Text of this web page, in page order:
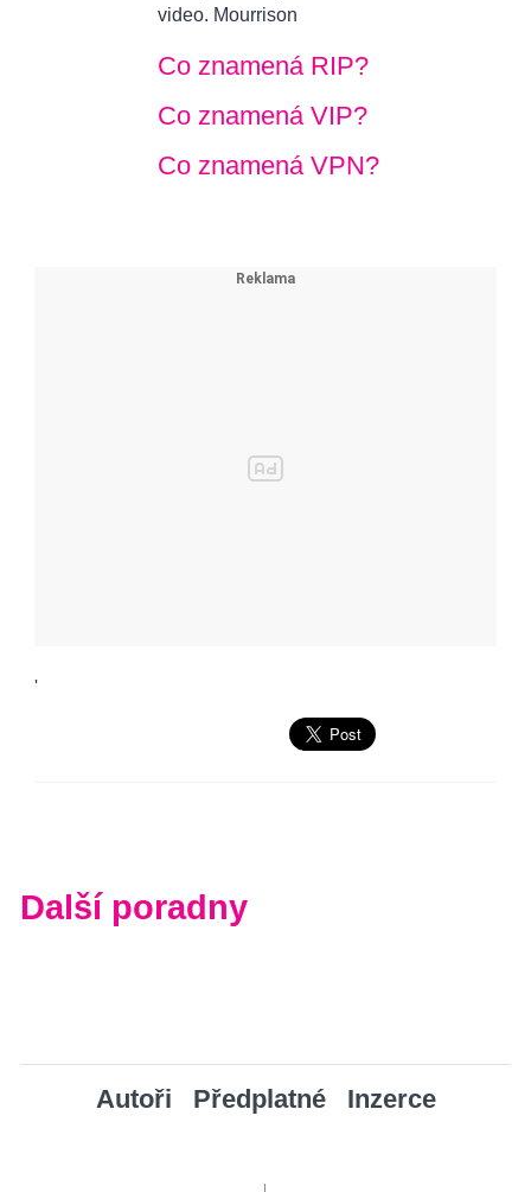
video. Mourrison
Co znamená RIP?
Co znamená VIP?
Co znamená VPN?
'
Další poradny
Autoři Předplatné Inzerce